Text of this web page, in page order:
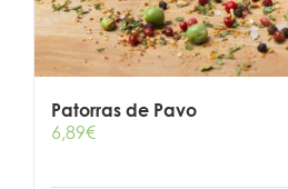
página
de
producto
Patorras de Pavo
6,89€